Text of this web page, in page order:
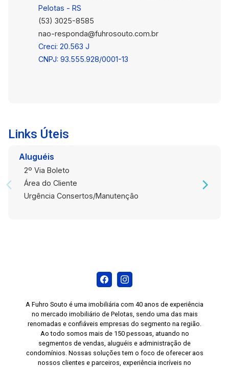
Pelotas - RS
(53) 3025-8585
nao-responda@fuhrosouto.com.br
Creci: 20.563 J
CNPJ: 93.555.928/0001-13
Links Úteis
Aluguéis
2º Via Boleto
Área do Cliente
Urgência Consertos/Manutenção
A Fuhro Souto é uma imobiliária com 40 anos de experiência
no mercado imobiliário de Pelotas, sendo uma das mais
renomadas e confiáveis empresas do segmento na região.
Ao todo somos mais de 150 pessoas, atuando no
segmentos de vendas, aluguéis e administração de
condomínios. Nossas soluções tem o foco de oferecer aos
nossos clientes e parceiros, experiência incríveis no